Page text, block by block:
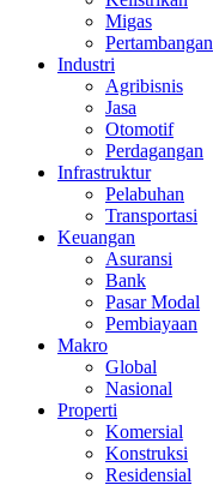
Migas
Pertambangan
Industri
Agribisnis
Jasa
Otomotif
Perdagangan
Infrastruktur
Pelabuhan
Transportasi
Keuangan
Asuransi
Bank
Pasar Modal
Pembiayaan
Makro
Global
Nasional
Properti
Komersial
Konstruksi
Residensial